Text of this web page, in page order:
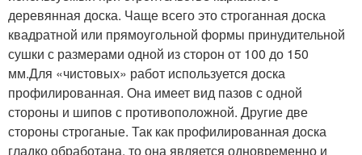
деревянная доска. Чаще всего это строганная доска
квадратной или прямоугольной формы принудительной
сушки с размерами одной из сторон от 100 до 150
мм.Для «чистовых» работ используется доска
профилированная. Она имеет вид пазов с одной
стороны и шипов с противоположной. Другие две
стороны строганые. Так как профилированная доска
гладко обработана, то она является одновременно и